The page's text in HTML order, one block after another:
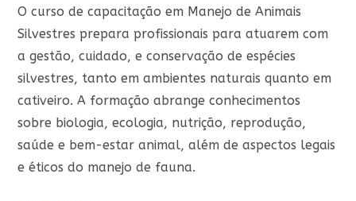
O curso de capacitação em Manejo de Animais
Silvestres prepara profissionais para atuarem com
a gestão, cuidado, e conservação de espécies
silvestres, tanto em ambientes naturais quanto em
cativeiro. A formação abrange conhecimentos
sobre biologia, ecologia, nutrição, reprodução,
saúde e bem-estar animal, além de aspectos legais
e éticos do manejo de fauna.